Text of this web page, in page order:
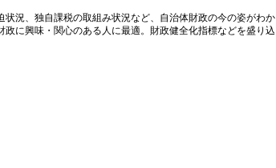
況、独自課税の取組み状況など、自治体財政の今の姿がわか
に興味・関心のある人に最適。財政健全化指標などを盛り込